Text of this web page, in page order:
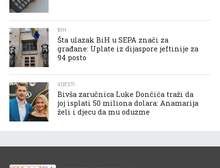
BIH
Šta ulazak BiH u SEPA znači za
građane: Uplate iz dijaspore jeftinije za
94 posto
VIJESTI
Bivša zaručnica Luke Dončića traži da
joj isplati 50 miliona dolara: Anamarija
želi i djecu da mu oduzme